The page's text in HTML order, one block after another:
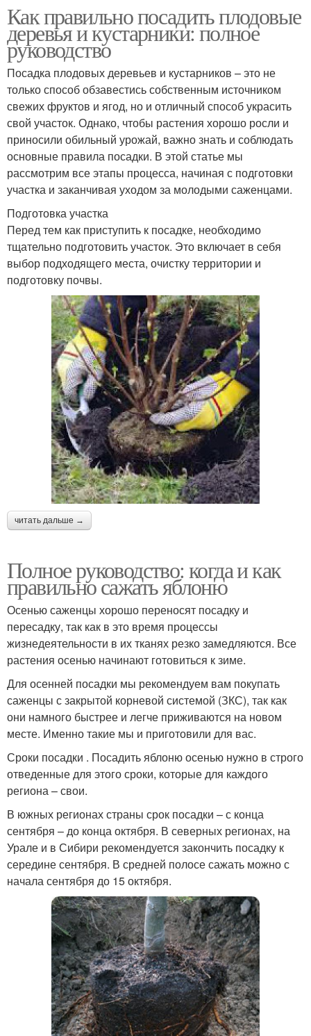
Как правильно посадить плодовые
деревья и кустарники: полное
руководство
Посадка плодовых деревьев и кустарников – это не
только способ обзавестись собственным источником
свежих фруктов и ягод, но и отличный способ украсить
свой участок. Однако, чтобы растения хорошо росли и
приносили обильный урожай, важно знать и соблюдать
основные правила посадки. В этой статье мы
рассмотрим все этапы процесса, начиная с подготовки
участка и заканчивая уходом за молодыми саженцами.
Подготовка участка
Перед тем как приступить к посадке, необходимо
тщательно подготовить участок. Это включает в себя
выбор подходящего места, очистку территории и
подготовку почвы.
читать дальше →
Полное руководство: когда и как
правильно сажать яблоню
Осенью саженцы хорошо переносят посадку и
пересадку, так как в это время процессы
жизнедеятельности в их тканях резко замедляются. Все
растения осенью начинают готовиться к зиме.
Для осенней посадки мы рекомендуем вам покупать
саженцы с закрытой корневой системой (ЗКС), так как
они намного быстрее и легче приживаются на новом
месте. Именно такие мы и приготовили для вас.
Сроки посадки . Посадить яблоню осенью нужно в строго
отведенные для этого сроки, которые для каждого
региона – свои.
В южных регионах страны срок посадки – с конца
сентября – до конца октября. В северных регионах, на
Урале и в Сибири рекомендуется закончить посадку к
середине сентября. В средней полосе сажать можно с
начала сентября до 15 октября.